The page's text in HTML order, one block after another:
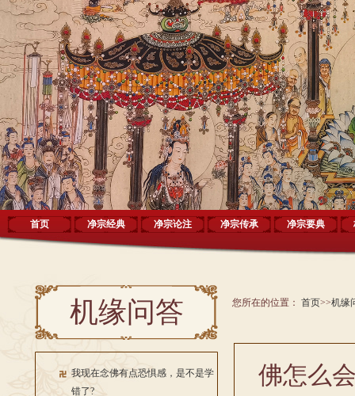
首页 净宗经典 净宗论注 净宗传承 净宗要典
机缘问答
我现在念佛有点恐惧感，是不是学
错了?
您所在的位置： 首页>>机缘
佛怎么